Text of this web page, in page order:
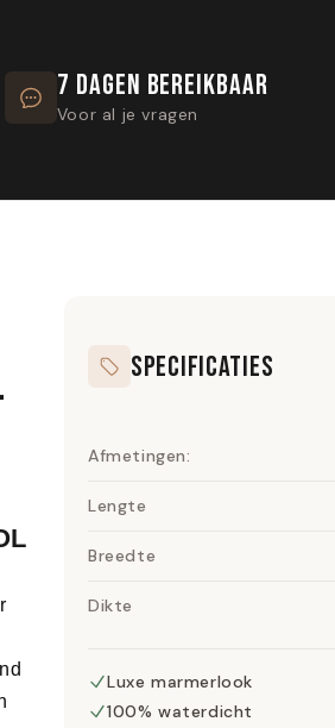
7 DAGEN BEREIKBAAR
Voor al je vragen
SPECIFICATIES
Afmetingen:
Lengte
Breedte
Dikte
Luxe marmerlook
100% waterdicht